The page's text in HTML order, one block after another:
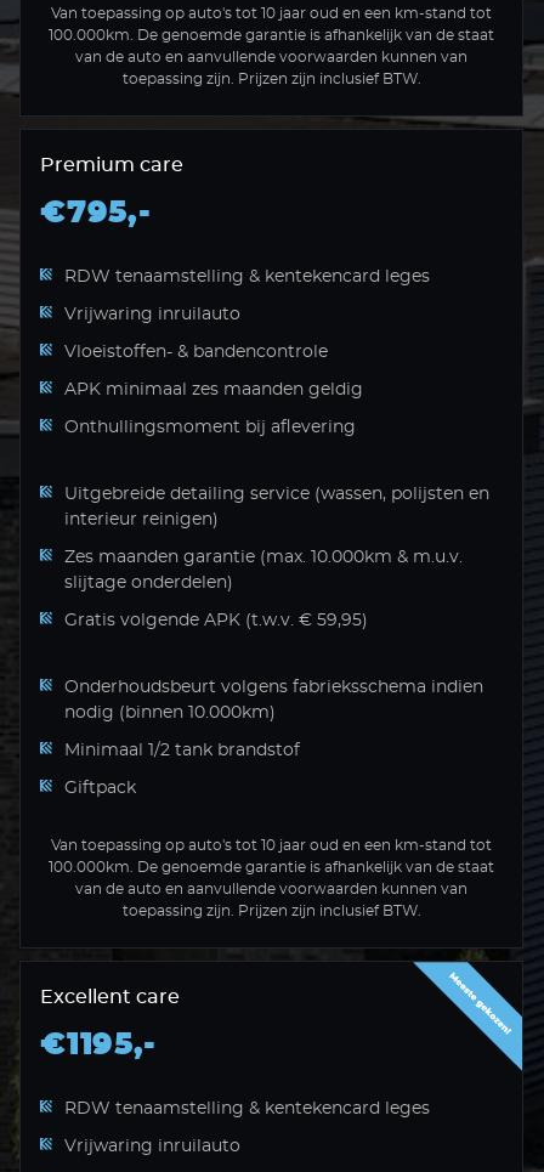
Van toepassing op auto's tot 10 jaar oud en een km-stand tot
100.000km. De genoemde garantie is afhankelijk van de staat
van de auto en aanvullende voorwaarden kunnen van
toepassing zijn. Prijzen zijn inclusief BTW.
Premium care
€795,-
RDW tenaamstelling & kentekencard leges
Vrijwaring inruilauto
Vloeistoffen- & bandencontrole
APK minimaal zes maanden geldig
Onthullingsmoment bij aflevering
Uitgebreide detailing service (wassen, polijsten en
interieur reinigen)
Zes maanden garantie (max. 10.000km & m.u.v.
slijtage onderdelen)
Gratis volgende APK (t.w.v. € 59,95)
Onderhoudsbeurt volgens fabrieksschema indien
nodig (binnen 10.000km)
Minimaal 1/2 tank brandstof
Giftpack
Van toepassing op auto's tot 10 jaar oud en een km-stand tot
100.000km. De genoemde garantie is afhankelijk van de staat
van de auto en aanvullende voorwaarden kunnen van
toepassing zijn. Prijzen zijn inclusief BTW.
Excellent care
€1195,-
RDW tenaamstelling & kentekencard leges
Vrijwaring inruilauto